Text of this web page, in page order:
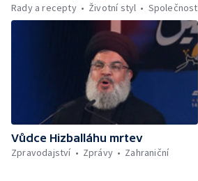
Rady a recepty
Životní styl Společnost
Vůdce Hizballáhu mrtev
Zpravodajství
Zprávy Zahraniční